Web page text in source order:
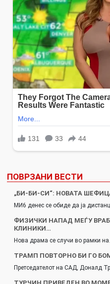
ПОВРЗАНИ ВЕСТИ
„БИ-БИ-СИ“: НОВАТА
МИ6 денес се обиде да ја
ФИЗИЧКИ НАПАД МЕЃУ
КЛИНИКИ…
Нова драма се случи во рамки
ТРАМП ПОВТОРНО БИ ГО
Претседателот на САД, Доналд